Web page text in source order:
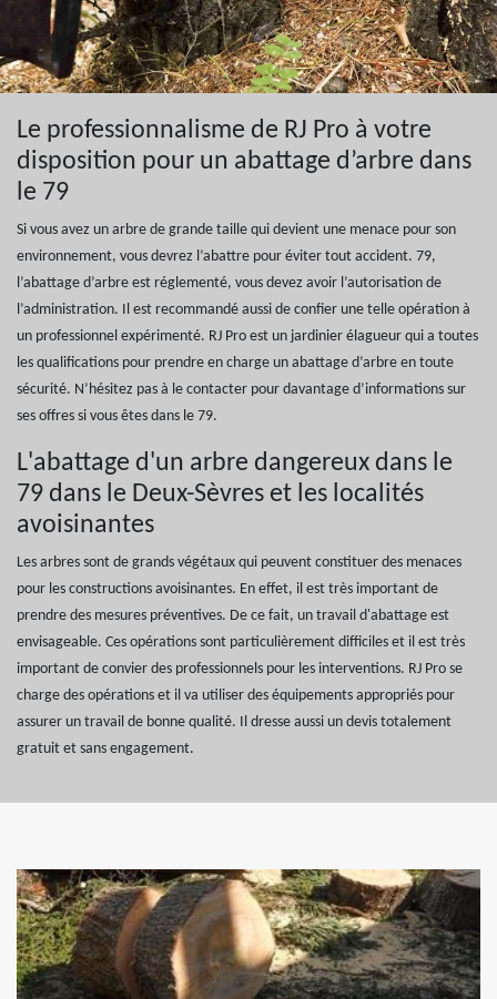
Le professionnalisme de RJ Pro à votre
disposition pour un abattage d’arbre dans
le 79
Si vous avez un arbre de grande taille qui devient une menace pour son
environnement, vous devrez l’abattre pour éviter tout accident. 79,
l’abattage d’arbre est réglementé, vous devez avoir l’autorisation de
l’administration. Il est recommandé aussi de confier une telle opération à
un professionnel expérimenté. RJ Pro est un jardinier élagueur qui a toutes
les qualifications pour prendre en charge un abattage d’arbre en toute
sécurité. N’hésitez pas à le contacter pour davantage d’informations sur
ses offres si vous êtes dans le 79.
L'abattage d'un arbre dangereux dans le
79 dans le Deux-Sèvres et les localités
avoisinantes
Les arbres sont de grands végétaux qui peuvent constituer des menaces
pour les constructions avoisinantes. En effet, il est très important de
prendre des mesures préventives. De ce fait, un travail d'abattage est
envisageable. Ces opérations sont particulièrement difficiles et il est très
important de convier des professionnels pour les interventions. RJ Pro se
charge des opérations et il va utiliser des équipements appropriés pour
assurer un travail de bonne qualité. Il dresse aussi un devis totalement
gratuit et sans engagement.